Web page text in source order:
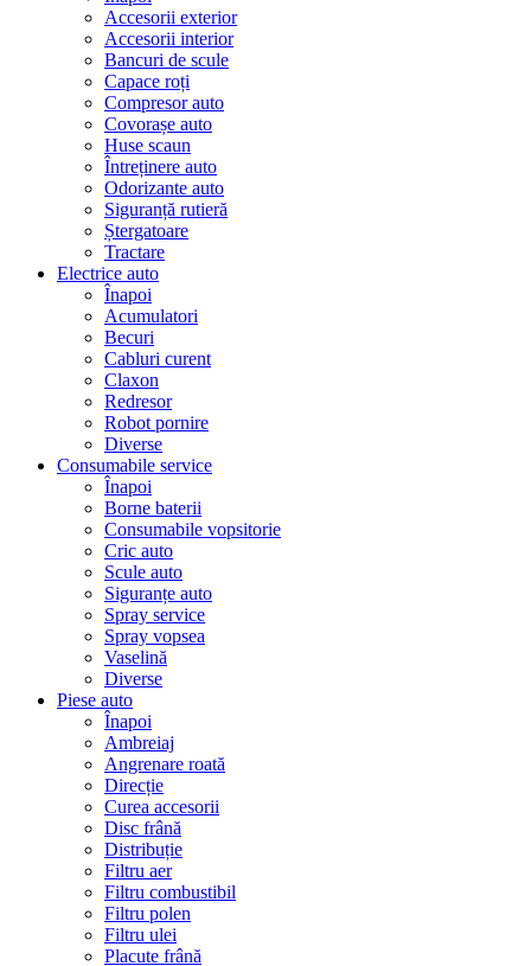
Accesorii exterior
Accesorii interior
Bancuri de scule
Capace roți
Compresor auto
Covorașe auto
Huse scaun
Întreținere auto
Odorizante auto
Siguranță rutieră
Ștergatoare
Tractare
Electrice auto
Înapoi
Acumulatori
Becuri
Cabluri curent
Claxon
Redresor
Robot pornire
Diverse
Consumabile service
Înapoi
Borne baterii
Consumabile vopsitorie
Cric auto
Scule auto
Siguranțe auto
Spray service
Spray vopsea
Vaselină
Diverse
Piese auto
Înapoi
Ambreiaj
Angrenare roată
Direcție
Curea accesorii
Disc frână
Distribuție
Filtru aer
Filtru combustibil
Filtru polen
Filtru ulei
Placute frână